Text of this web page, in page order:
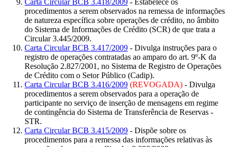
procedimentos a serem observados na remessa de informações
de natureza específica sobre operações de crédito, no âmbito
do Sistema de Informações de Crédito (SCR) de que trata a
Circular 3.445/2009.
Carta Circular BCB 3.417/2009 - Divulga instruções para o
registro de operações contratadas ao amparo do art. 9º-K da
Resolução 2.827/2001, no Sistema de Registro de Operações
de Crédito com o Setor Público (Cadip).
Carta Circular BCB 3.416/2009 (REVOGADA) - Divulga
procedimentos a serem observados para a operação de
participante no serviço de inserção de mensagens em regime
de contingência do Sistema de Transferência de Reservas -
STR.
Carta Circular BCB 3.415/2009 - Dispõe sobre os
procedimentos para a remessa das informações relativas às